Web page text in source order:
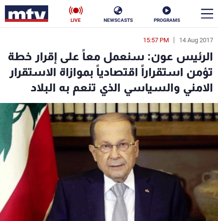
PROGRAMS
NEWSCASTS
LIVE
14 Aug 2017
15:57 PM
الرئيس عون: سنعمل معاً على إقرار خطة
تؤمن استقراراً اقتصادياً بموازاة الاستقرار
الامني والسياسي الذي تنعم به البلاد
en
الأخبار
سياسة ناس
إقتصاد فن
منوعات رياضة
البرامج
جدول البرامج